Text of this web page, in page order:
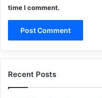
time I comment.
Recent Posts